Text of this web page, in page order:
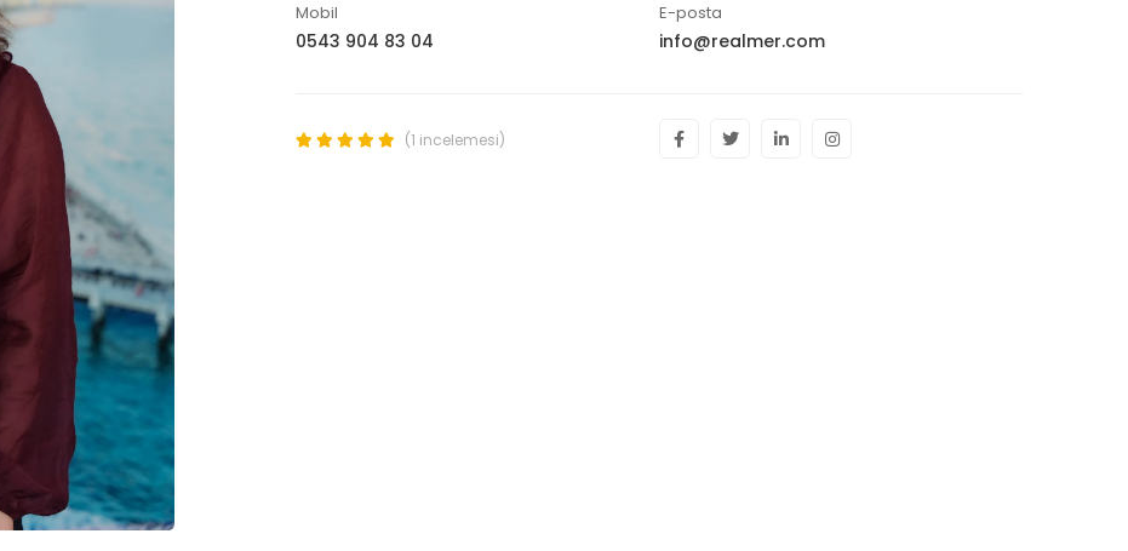
Mobil
0543 904 83 04
E-posta
info@realmer.com
(1 incelemesi)